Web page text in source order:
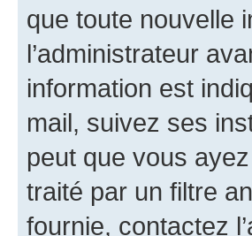
que toute nouvelle
l’administrateur
information est
mail, suivez ses
peut que vous
traité par un filtre
fournie, contactez